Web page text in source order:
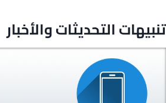
تنبيهات التحديثات والأخبار